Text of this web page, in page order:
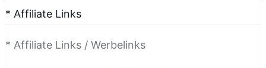
* Affiliate Links
* Affiliate Links / Werbelinks